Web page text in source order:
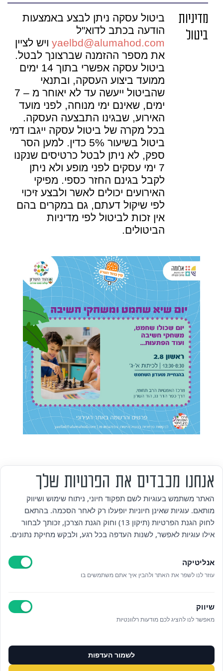
מדיניות
ביטול
ביטול עסקה ניתן לבצע באמצעות
הודעה בכתב לדוא"ל
yaelbd@alumahod.com ויש לציין
את מספר ההזמנה שברצונך לבטל.
ביטול עסקה אפשרי בתוך 14 ימים
ממועד ביצוע העסקה, ובתנאי
שהביטול ייעשה עד לא יאוחר מ – 7
ימים, שאינם ימי מנוחה, לפני מועד
האירוע, שבגינו התבצעה העסקה.
בכל מקרה של ביטול עסקה ייגבו דמי
ביטול בשיעור 5% כדין. למען הסר
ספק, לא ניתן לבטל כרטיסים שנקנו
7 ימי עסקים לפני מופע ולא ניתן
לקבל בגינם החזר כספי. מפיקי
האירועים יכולים לאשר ולבצע זיכוי
לפי שיקול דעתם, גם במקרים בהם
אין זכות לביטול לפי מדיניות
הביטולים.
לפרטים נוספים בטלפון/הודעה
אזור אישי
מדיניות פרטיות
הצהרת נגישות
ניהול עוגיות
אנחנו מכבדים את הפרטיות שלך
האתר משתמש בעוגיות לשם תפקוד חיוני, ניתוח שימוש ושיווק
מותאם. עוגיות שאינן חיוניות יופעלו רק לאחר הסכמה. בהתאם
לחוק הגנת הפרטיות (תיקון 13) וחוק הגנת הצרכן, זכותך לבחור
אילו עוגיות לאפשר, לשנות העדפה בכל רגע, ולבקש מחיקת נתונים.
אנליטיקה
עוזר לנו לשפר את האתר ולהבין איך אתם משתמשים בו
שיווק
מאפשר לנו להציג לכם מודעות רלוונטיות
לשמור העדפות